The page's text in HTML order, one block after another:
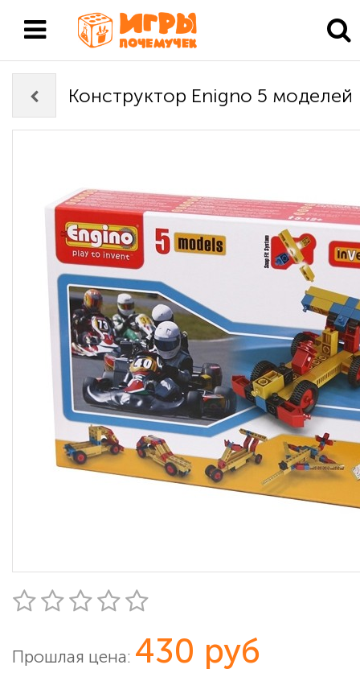
Конструктор Enigno 5 моделей
Прошлая цена: 430 руб